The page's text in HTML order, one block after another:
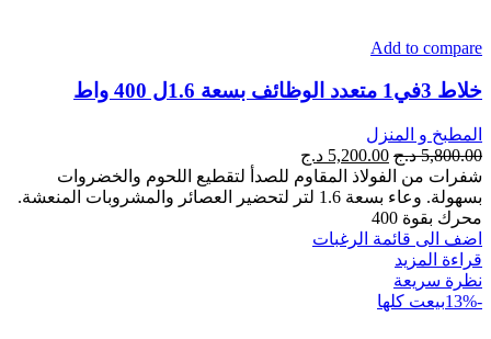
Add to compare
خلاط 3في1 متعدد الوظائف بسعة 1.6ل 400 واط
المطبخ و المنزل
5,800.00 د.ج السعر
الأصلي
هو:
5,800.00 د.ج.
5,200.00 د.ج
الحالي
هو:
شفرات من الفولاذ المقاوم للصدأ لتقطيع اللحوم والخضروات
بسهولة. وعاء بسعة 1.6 لتر لتحضير العصائر والمشروبات المنعشة.
محرك بقوة 400
اضف الى قائمة الرغبات
قراءة المزيد
نظرة سريعة
-13%
بيعت كلها